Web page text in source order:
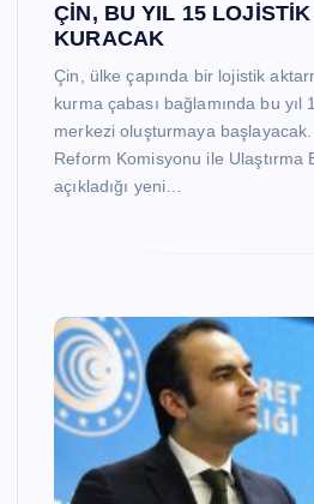
ÇİN, BU YIL 15
KURACAK
Çin, ülke çapında bir lojistik
kurma çabası bağlamında bu
merkezi oluşturmaya
Reform Komisyonu ile Ulaştırma
açıkladığı yeni…